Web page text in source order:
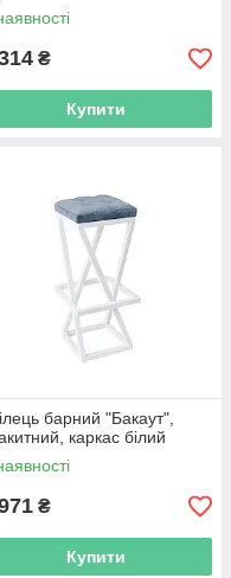
₴
Купити
барний "Бакаут",
каркас білий
₴
Купити